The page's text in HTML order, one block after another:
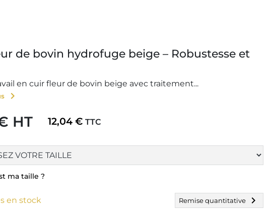
de bovin hydrofuge beige – Robustesse et
en cuir fleur de bovin beige avec traitement...
chevron_right
HT 12,04 € TTC
ma taille ?
en stock Remise quantitative chevron_right